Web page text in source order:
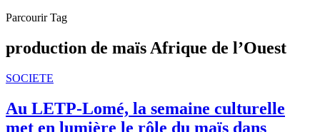
Parcourir Tag
production de maïs Afrique de l’Ouest
SOCIETE
Au LETP-Lomé, la semaine culturelle
met en lumière le rôle du maïs dans